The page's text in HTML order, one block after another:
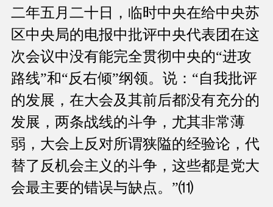
二年五月二十日，临时中央在给中央苏
区中央局的电报中批评中央代表团在这
次会议中没有能完全贯彻中央的“进攻
路线”和“反右倾”纲领。说：“自我批评
的发展，在大会及其前后都没有充分的
发展，两条战线的斗争，尤其非常薄
弱，大会上反对所谓狭隘的经验论，代
替了反机会主义的斗争，这些都是党大
会最主要的错误与缺点。”⑾